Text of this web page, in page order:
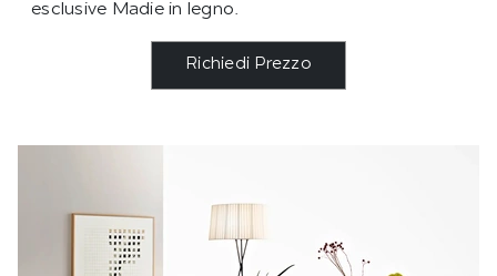
esclusive Madie in legno.
Richiedi Prezzo